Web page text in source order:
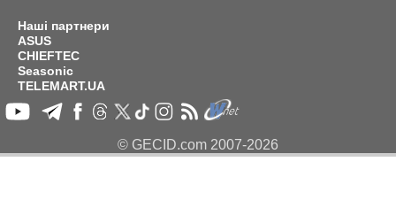
Наші партнери
ASUS
CHIEFTEC
Seasonic
TELEMART.UA
© GECID.com 2007-2026